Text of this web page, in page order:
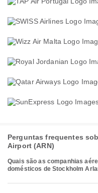
Perguntas frequentes
Airport (ARN)
Quais são as companhias
domésticos de Stockholm